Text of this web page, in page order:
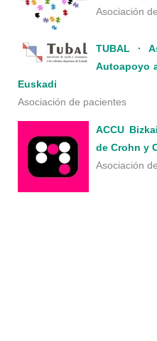
Asociación
TUBAL ·
Autoapoyo
Euskadi
Asociación de pacientes
ACCU
de Crohn y
Asociación